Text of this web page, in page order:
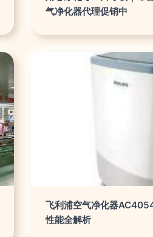
气净化器代理促销中
飞利浦空气净化器
性能全解析